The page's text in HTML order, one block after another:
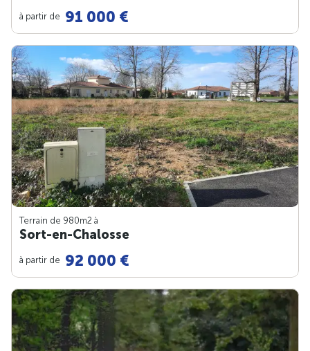
à partir de 91 000 €
Terrain de 980m2 à
Sort-en-Chalosse
à partir de 92 000 €